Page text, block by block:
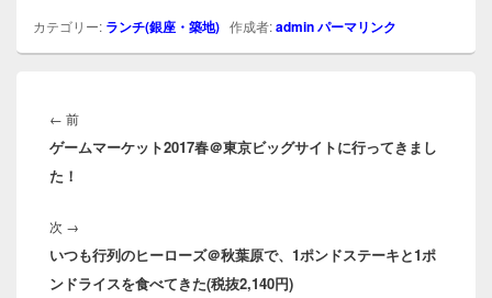
カテゴリー: ランチ(銀座・築地) 作成者:adminパーマリンク
稿
ナ
ビ
ゲ
シ
ョ
ン
← 前前
の
ゲームマーケット2017春＠東京ビッグサイトに行ってきまし
た！
次 →
の
投
いつも行列のヒーローズ＠秋葉原で、1ポンドステーキと1ポ
ンドライスを食べてきた(税抜2,140円)